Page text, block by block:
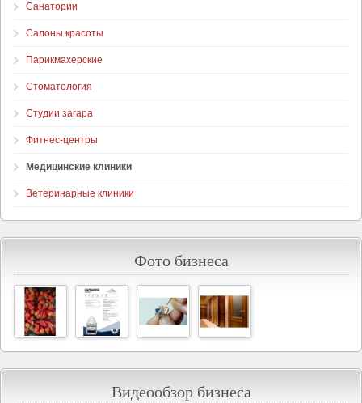
Санатории
Салоны красоты
Парикмахерские
Стоматология
Студии загара
Фитнес-центры
Медицинские клиники
Ветеринарные клиники
Фото бизнеса
Видеообзор бизнеса